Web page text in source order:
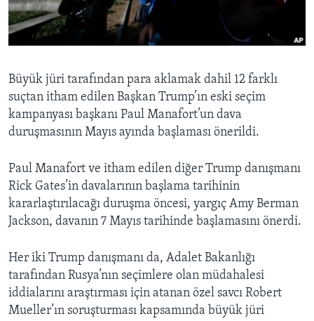
HAYATTAN
SANAT
BIZI TAKIP EDIN
Diller
Büyük jüri tarafından para aklamak dahil 12 farklı
suçtan itham edilen Başkan Trump’ın eski seçim
kampanyası başkanı Paul Manafort’un dava
duruşmasının Mayıs ayında başlaması önerildi.
Paul Manafort ve itham edilen diğer Trump danışmanı
Rick Gates’in davalarının başlama tarihinin
kararlaştırılacağı duruşma öncesi, yargıç Amy Berman
Jackson, davanın 7 Mayıs tarihinde başlamasını önerdi.
Her iki Trump danışmanı da, Adalet Bakanlığı
tarafından Rusya’nın seçimlere olan müdahalesi
iddialarını araştırması için atanan özel savcı Robert
Mueller’ın soruşturması kapsamında büyük jüri